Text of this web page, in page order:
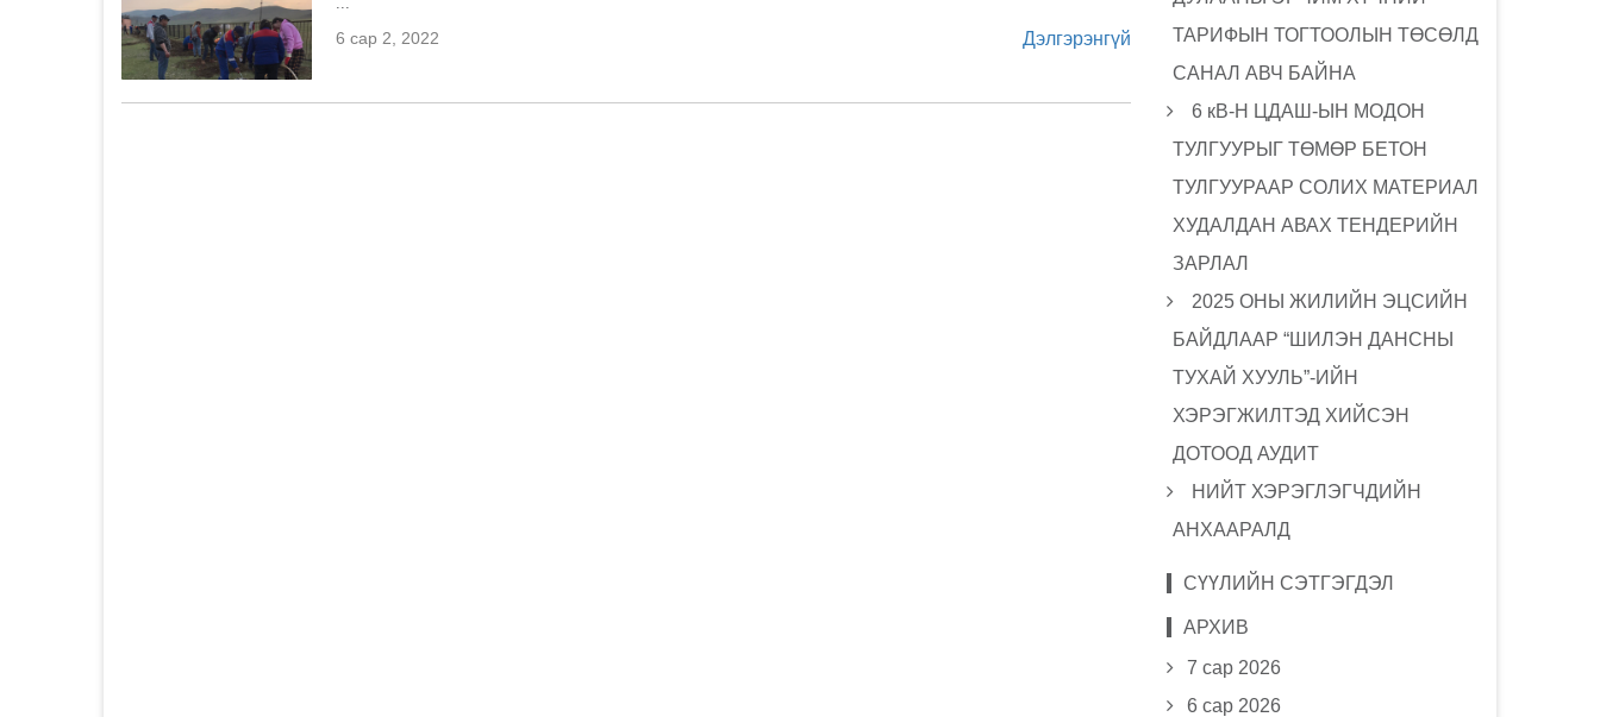
6 сар 2, 2022 Дэлгэрэнгүй
ТАРИФЫН ТОГТООЛЫН ТӨСӨЛД
САНАЛ АВЧ БАЙНА
6 кВ-Н ЦДАШ-ЫН МОДОН
ТУЛГУУРЫГ ТӨМӨР БЕТОН
ТУЛГУУРААР СОЛИХ МАТЕРИАЛ
ХУДАЛДАН АВАХ ТЕНДЕРИЙН
ЗАРЛАЛ
2025 ОНЫ ЖИЛИЙН ЭЦСИЙН
БАЙДЛААР “ШИЛЭН ДАНСНЫ
ТУХАЙ ХУУЛЬ”-ИЙН
ХЭРЭГЖИЛТЭД ХИЙСЭН
ДОТООД АУДИТ
НИЙТ ХЭРЭГЛЭГЧДИЙН
АНХААРАЛД
СҮҮЛИЙН СЭТГЭГДЭЛ
АРХИВ
7 сар 2026
6 сар 2026